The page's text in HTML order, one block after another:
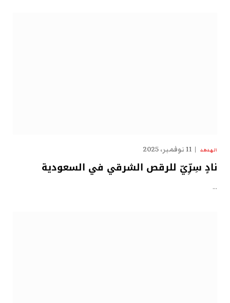
الهدهد 11 نوفمبر، 2025
نادٍ سِرِّيّ للرقص الشرقي في السعودية
…